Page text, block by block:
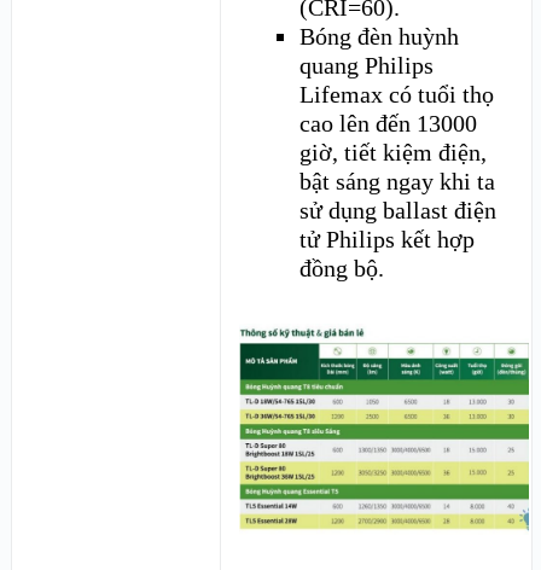
(CRI=60).
Bóng đèn huỳnh
quang Philips
Lifemax có tuổi thọ
cao lên đến 13000
giờ, tiết kiệm điện,
bật sáng ngay khi ta
sử dụng ballast điện
tử Philips kết hợp
đồng bộ.